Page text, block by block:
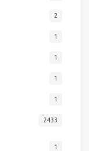
2
1
1
1
1
2433
1